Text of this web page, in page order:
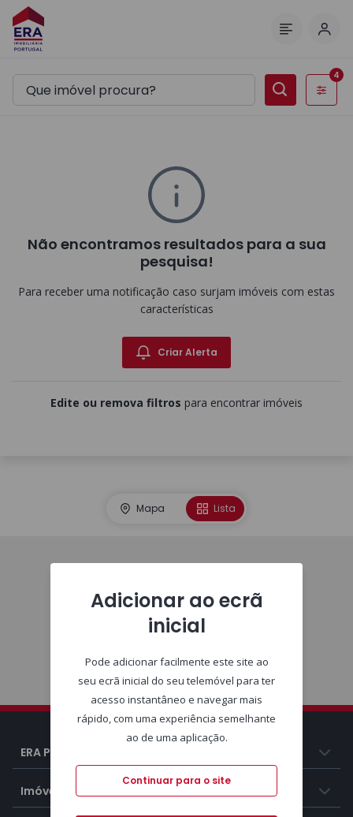
Filtros
4
Não encontramos resultados para a sua
pesquisa!
Para receber uma notificação caso surjam imóveis com estas
características
Criar Alerta
Edite ou remova filtros para encontrar imóveis
Mapa Lista
ERA Portugal
Imóveis
Adicionar ao ecrã
inicial
Pode adicionar facilmente este site ao
seu ecrã inicial do seu telemóvel para ter
acesso instantâneo e navegar mais
rápido, com uma experiência semelhante
ao de uma aplicação.
Continuar para o site